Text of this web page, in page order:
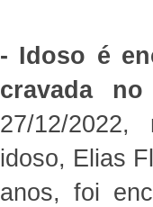
- Idoso é
cravada
27/12/
idoso, Elias
anos, foi